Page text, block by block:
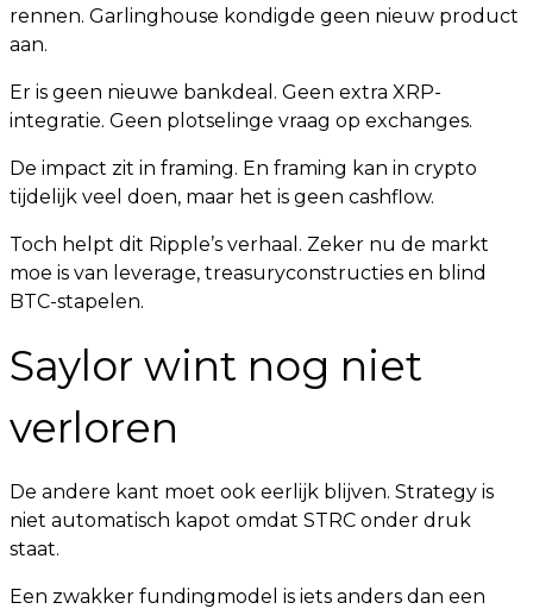
rennen. Garlinghouse kondigde geen nieuw product
aan.
Er is geen nieuwe bankdeal. Geen extra XRP-
integratie. Geen plotselinge vraag op exchanges.
De impact zit in framing. En framing kan in crypto
tijdelijk veel doen, maar het is geen cashflow.
Toch helpt dit Ripple’s verhaal. Zeker nu de markt
moe is van leverage, treasuryconstructies en blind
BTC-stapelen.
Saylor wint nog niet
verloren
De andere kant moet ook eerlijk blijven. Strategy is
niet automatisch kapot omdat STRC onder druk
staat.
Een zwakker fundingmodel is iets anders dan een